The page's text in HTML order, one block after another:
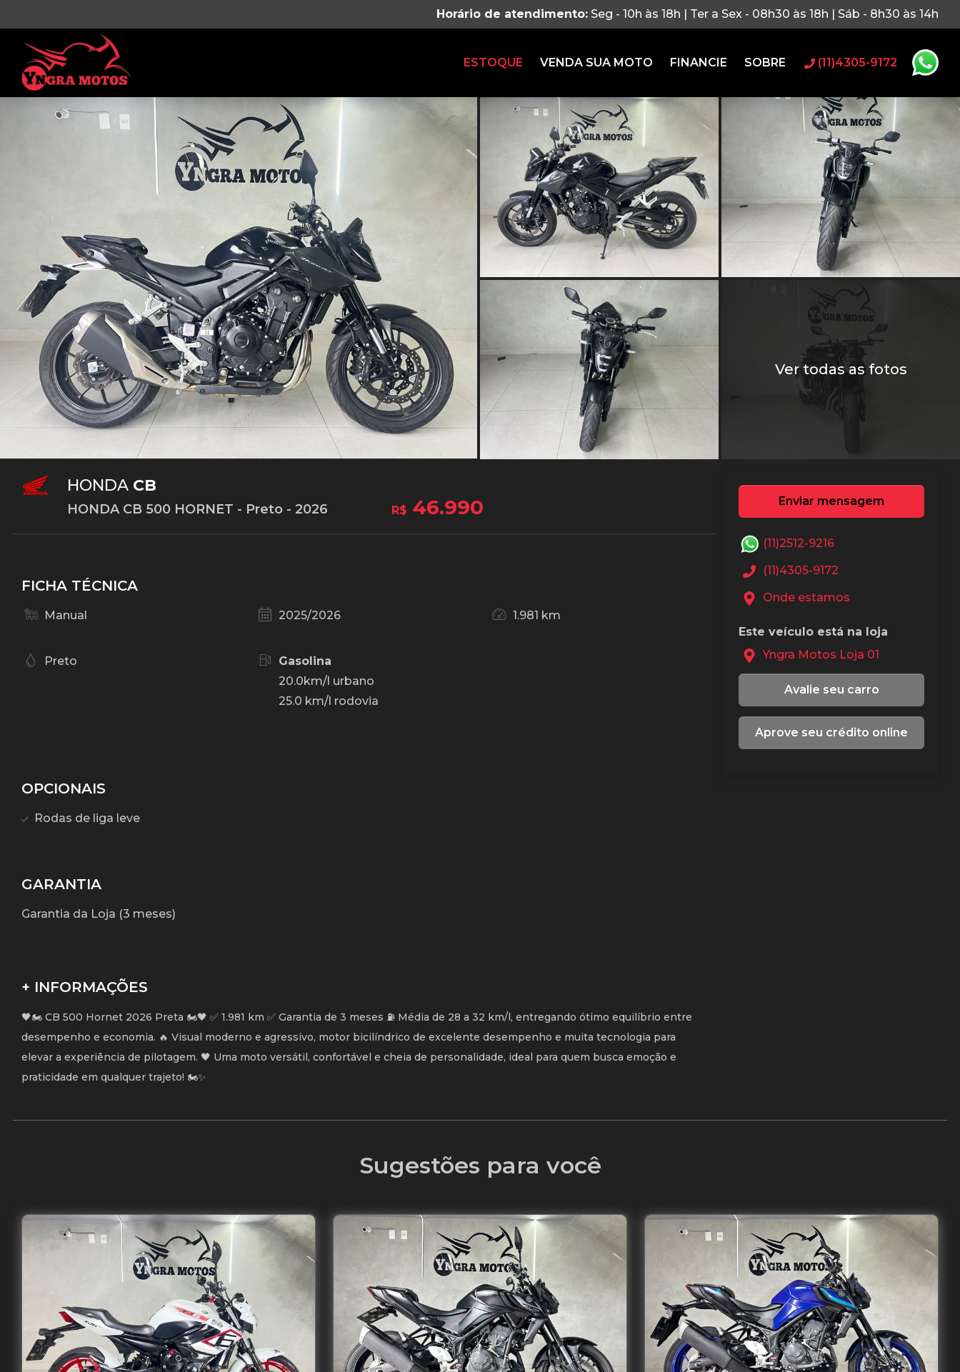
Horário de atendimento: Seg - 10h às 18h | Ter a Sex - 08h30 às 18h | Sáb - 8h30 às 14h
ESTOQUE VENDA SUA MOTO FINANCIE SOBRE (11)4305-9172
Ver todas as fotos
HONDA CB
HONDA CB 500 HORNET - Preto - 2026 R$ 46.990
FICHA TÉCNICA
Manual 2025/2026 1.981 km
Preto
Gasolina
20.0km/l urbano
25.0 km/l rodovia
OPCIONAIS
Rodas de liga leve
GARANTIA
Garantia da Loja (3 meses)
+ INFORMAÇÕES
🖤🏍️ CB 500 Hornet 2026 Preta 🏍️🖤 ✅ 1.981 km ✅ Garantia de 3 meses ⛽ Média de 28 a 32 km/l, entregando ótimo equilíbrio entre
desempenho e economia. 🔥 Visual moderno e agressivo, motor bicilíndrico de excelente desempenho e muita tecnologia para
elevar a experiência de pilotagem. 🖤 Uma moto versátil, confortável e cheia de personalidade, ideal para quem busca emoção e
praticidade em qualquer trajeto! 🏍️✨
Enviar mensagem
(11)2512-9216
(11)4305-9172
Onde estamos
Este veículo está na loja
Yngra Motos Loja 01
Avalie seu carro
Aprove seu crédito online
Sugestões para você